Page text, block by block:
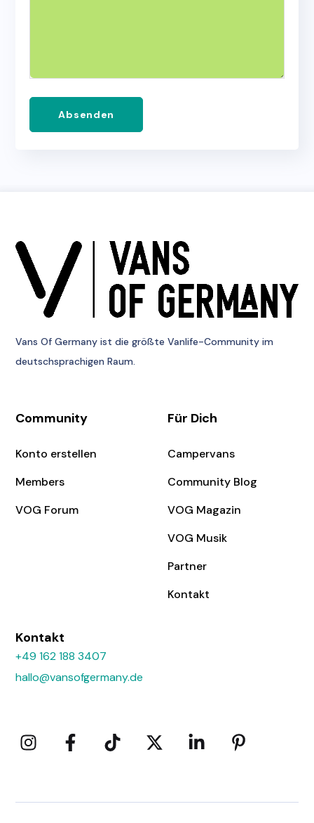
Absenden
Vans Of Germany ist die größte Vanlife-Community im
deutschsprachigen Raum.
Community
Konto erstellen
Members
VOG Forum
Für Dich
Campervans
Community Blog
VOG Magazin
VOG Musik
Partner
Kontakt
Kontakt
+49 162 188 3407
hallo@vansofgermany.de